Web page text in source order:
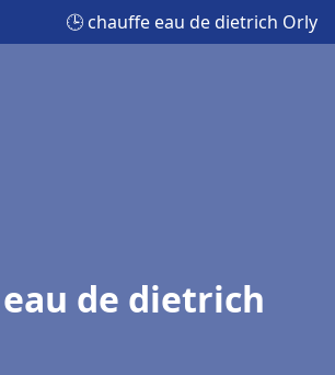
🕒 chauffe eau de dietrich Orly
de dietrich